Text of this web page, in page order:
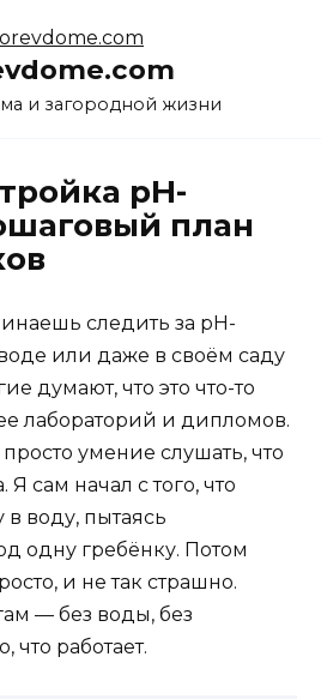
и загородной жизни
pH-
план
следить за pH-
или даже в своём саду
думают, что это что-то
лабораторий и дипломов.
умение слушать, что
Я сам начал с того, что
в воду, пытаясь
одну гребёнку. Потом
и не так страшно.
— без воды, без
что работает.